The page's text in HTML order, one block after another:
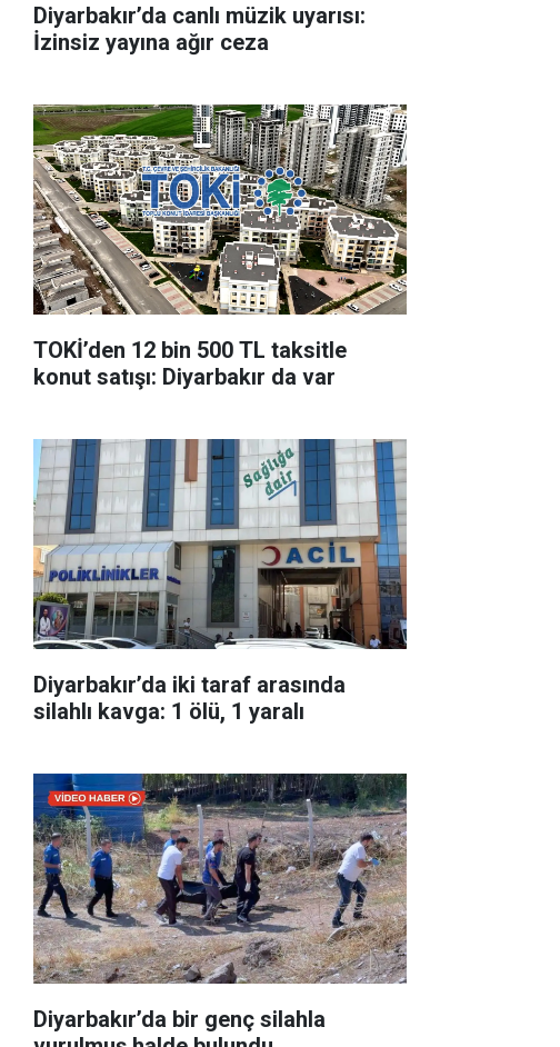
Diyarbakır’da canlı müzik uyarısı:
İzinsiz yayına ağır ceza
TOKİ’den 12 bin 500 TL taksitle
konut satışı: Diyarbakır da var
Diyarbakır’da iki taraf arasında
silahlı kavga: 1 ölü, 1 yaralı
Diyarbakır’da bir genç silahla